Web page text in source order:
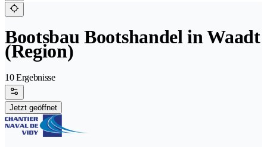
Bootsbau Bootshandel in Waadt
(Region)
10 Ergebnisse
Jetzt geöffnet